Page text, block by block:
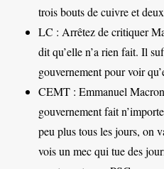
trois bouts de cuivre et
LC : Arrêtez de critiquer
dit qu’elle n’a rien fait. Il
gouvernement pour voir
CEMT : Emmanuel
gouvernement fait
peu plus tous les jours, on
vois un mec qui tue des